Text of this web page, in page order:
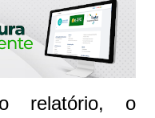
relatório, o